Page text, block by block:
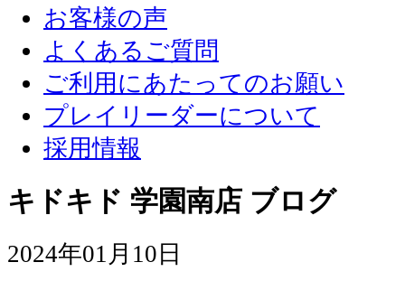
お客様の声
よくあるご質問
ご利用にあたってのお願い
プレイリーダーについて
採用情報
キドキド 学園南店 ブログ
2024年01月10日